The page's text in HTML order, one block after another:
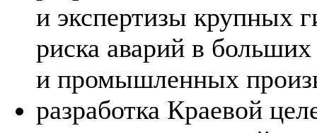
и экспертизы крупных
риска аварий в
и промышленных
разработка Краевой